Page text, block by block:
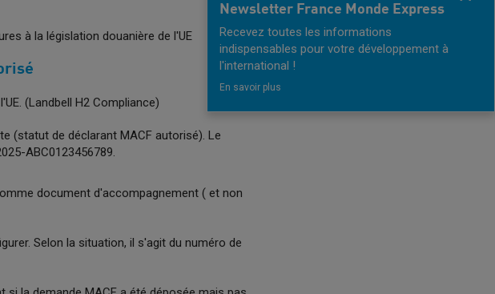
à la législation douanière de l'UE
(Landbell H2 Compliance)
(statut de déclarant MACF autorisé). Le
ABC0123456789.
document d'accompagnement ( et non
Selon la situation, il s'agit du numéro de
Newsletter France Monde Express
Recevez toutes les informations
indispensables pour votre développement à
l'international !
En savoir plus